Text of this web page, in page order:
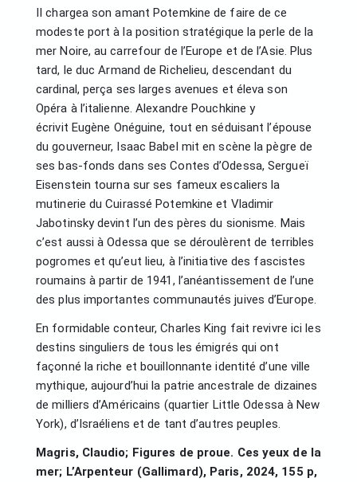
II chargea son amant Potemkine de faire de ce
modeste port à la position stratégique la perle de la
mer Noire, au carrefour de l’Europe et de l’Asie. Plus
tard, le duc Armand de Richelieu, descendant du
cardinal, perça ses larges avenues et éleva son
Opéra à l’italienne. Alexandre Pouchkine y
écrivit Eugène Onéguine, tout en séduisant l’épouse
du gouverneur, Isaac Babel mit en scène la pègre de
ses bas-fonds dans ses Contes d’Odessa, Sergueï
Eisenstein tourna sur ses fameux escaliers la
mutinerie du Cuirassé Potemkine et Vladimir
Jabotinsky devint l’un des pères du sionisme. Mais
c’est aussi à Odessa que se déroulèrent de terribles
pogromes et qu’eut lieu, à l’initiative des fascistes
roumains à partir de 1941, l’anéantissement de l’une
des plus importantes communautés juives d’Europe.
En formidable conteur, Charles King fait revivre ici les
destins singuliers de tous les émigrés qui ont
façonné la riche et bouillonnante identité d’une ville
mythique, aujourd’hui la patrie ancestrale de dizaines
de milliers d’Américains (quartier Little Odessa à New
York), d’Israéliens et de tant d’autres peuples.
Magris, Claudio; Figures de proue. Ces yeux de la
mer; L’Arpenteur (Gallimard), Paris, 2024, 155 p,